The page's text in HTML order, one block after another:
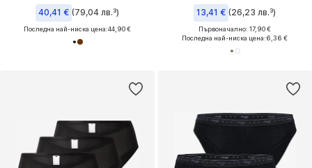
40,41 € (79,04 лв.³)
Последна най-ниска цена:44,90 €
13,41 € (26,23 лв.³)
Първоначално: 17,90 €
Последна най-ниска цена:6,36 €